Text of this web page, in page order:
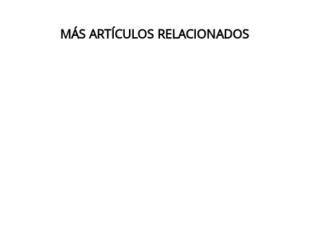
MÁS ARTÍCULOS RELACIONADOS